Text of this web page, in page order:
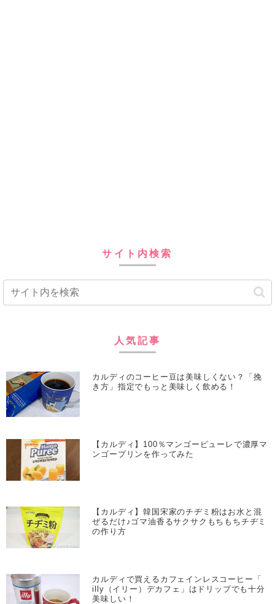
サイト内検索
人気記事
カルディのコーヒー豆は美味しくない？「挽
き方」指定でもっと美味しく飲める！
【カルディ】100％マンゴーピューレで濃厚マ
ンゴープリンを作ってみた
【カルディ】韓国宋家のチヂミ粉はお水と混
ぜるだけ♪ゴマ油香るサクサクもちもちチヂミ
の作り方
カルディで買えるカフェインレスコーヒー「
illy（イリー）デカフェ」はドリップでも十分
美味しい！